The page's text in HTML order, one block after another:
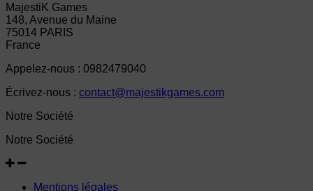
MajestiK Games
148, Avenue du Maine
75014 PARIS
France
Appelez-nous : 0982479040
Écrivez-nous : contact@majestikgames.com
Notre Société
Notre Société
Mentions légales